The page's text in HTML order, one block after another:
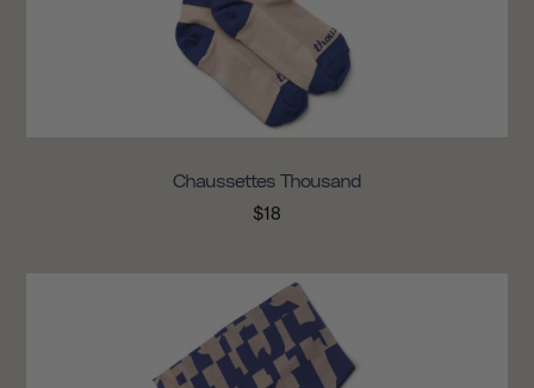
Chaussettes Thousand
$18